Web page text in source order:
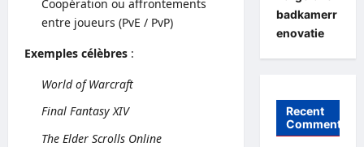
Coopération ou affrontements
entre joueurs (PvE / PvP)
Exemples célèbres :
World of Warcraft
Final Fantasy XIV
The Elder Scrolls Online
badkamerr
enovatie
Recent
Comments